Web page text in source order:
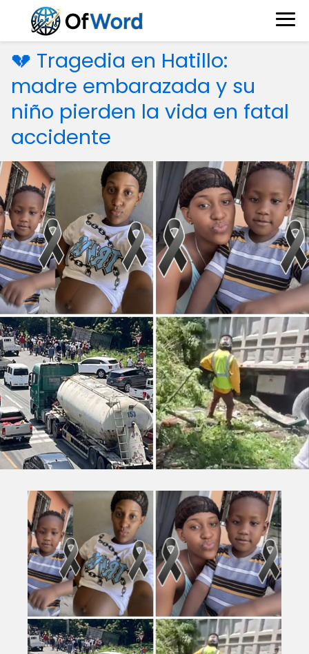
💔 Tragedia en Hatillo:
madre embarazada y su
niño pierden la vida en fatal
accidente